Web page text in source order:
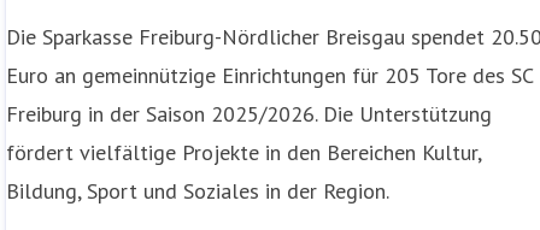
Die Sparkasse Freiburg-Nördlicher Breisgau spendet
Euro an gemeinnützige Einrichtungen für 205 Tore des SC
Freiburg in der Saison 2025/2026. Die Unterstützung
fördert vielfältige Projekte in den Bereichen Kultur,
Bildung, Sport und Soziales in der Region.